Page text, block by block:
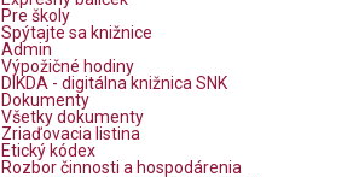
Pre školy
Spýtajte sa knižnice
Admin
Výpožičné hodiny
DIKDA - digitálna knižnica SNK
Dokumenty
Všetky dokumenty
Zriaďovacia listina
Etický kódex
Rozbor činnosti a hospodárenia